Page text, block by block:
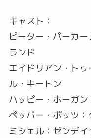
キャスト：
ピーター・パーカ
ランド
エイドリアン・ト
ル・キートン
ハッピー・ホーガ
ペッパー・ポッツ
ミシェル：ゼンデイ